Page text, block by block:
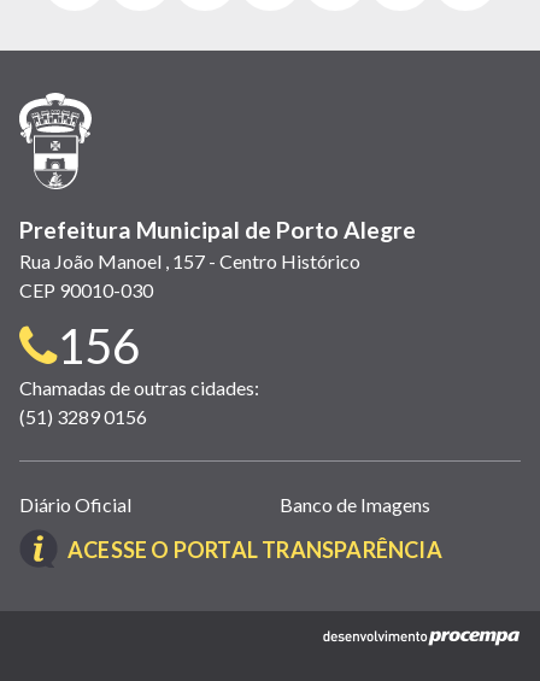
em
janela)
em
em
(link
em
em
em
Prefeitura Municipal de Porto Alegre
Rua João Manoel , 157 - Centro Histórico
CEP 90010-030
Telefone
para
contato:
156
Chamadas de outras cidades:
(51) 3289 0156
Links
úteis
(abrem
nova
Diário Oficial Banco de Imagens
ACESSE O PORTAL TRANSPARÊNCIA(LINK
EM
NOVA